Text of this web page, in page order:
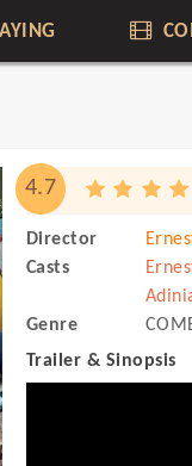
4.7
Director
Casts
Genre
Trailer & Sinopsis